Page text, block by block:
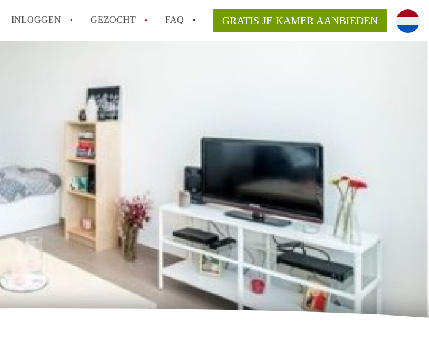
INLOGGEN GEZOCHT FAQ
Tips: om in Utrecht een kamer te vinden!
Hoe werkt Kamers Utrecht
How to translate KamersUtrecht!
Alle veelgestelde vragen
GRATIS JE KAMER AANBIEDEN